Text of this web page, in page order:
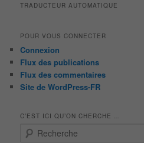
TRADUCTEUR AUTOMATIQUE
POUR VOUS CONNECTER
Connexion
Flux des publications
Flux des commentaires
Site de WordPress-FR
C’EST ICI QU’ON CHERCHE …